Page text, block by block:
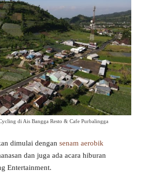
di Ais Bangga Resto & Cafe Purbalingga
dimulai dengan senam aerobik
dan juga ada acara hiburan
Entertainment.